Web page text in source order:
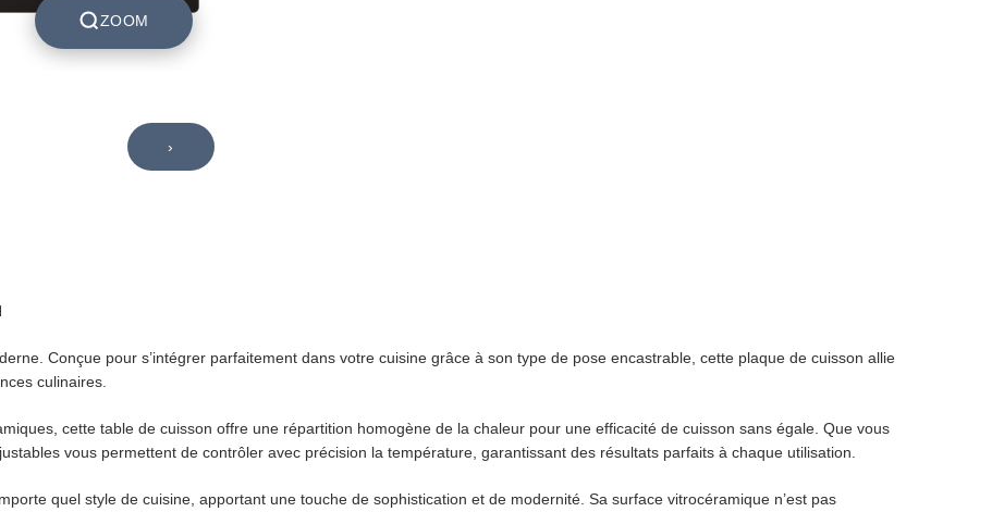
ZOOM
›
Conçue pour s’intégrer parfaitement dans votre cuisine grâce à son type de pose encastrable, cette plaque de cuisson allie
culinaires.
cette table de cuisson offre une répartition homogène de la chaleur pour une efficacité de cuisson sans égale. Que vous
vous permettent de contrôler avec précision la température, garantissant des résultats parfaits à chaque utilisation.
quel style de cuisine, apportant une touche de sophistication et de modernité. Sa surface vitrocéramique n’est pas